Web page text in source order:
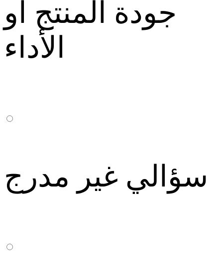
جودة المنتج أو
الأداء
سؤالي غير مدرج